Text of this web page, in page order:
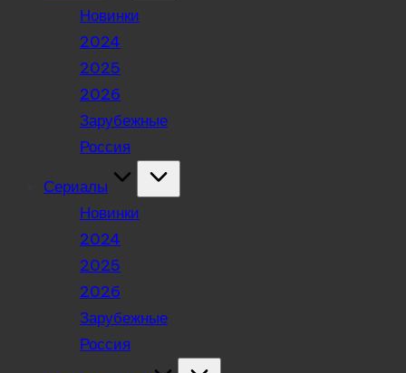
Новинки
2024
2025
2026
Зарубежные
Россия
Сериалы
Новинки
2024
2025
2026
Зарубежные
Россия